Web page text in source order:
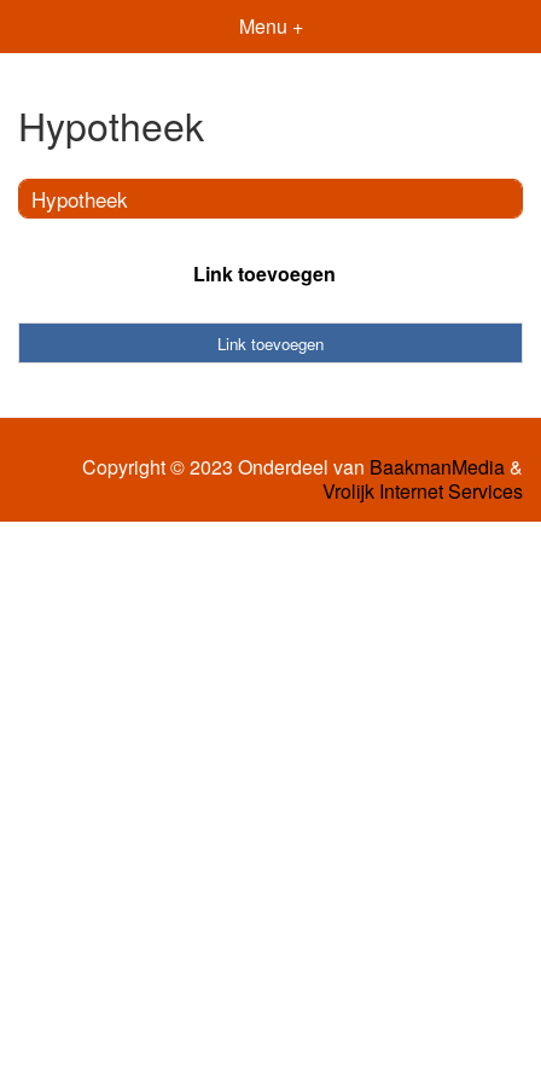
Menu +
Hypotheek
Hypotheek
Link toevoegen
Link toevoegen
Copyright © 2023 Onderdeel van BaakmanMedia&
Vrolijk Internet Services